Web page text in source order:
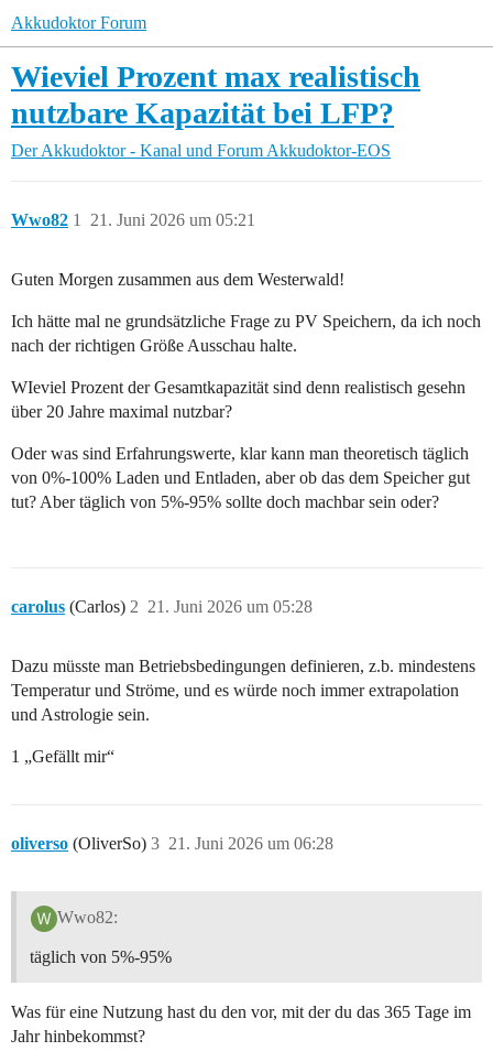
Akkudoktor Forum
Wieviel Prozent max realistisch
nutzbare Kapazität bei LFP?
Der Akkudoktor - Kanal und Forum Akkudoktor-EOS
Wwo82 21. Juni 2026 um 05:21
1
Guten Morgen zusammen aus dem Westerwald!
Ich hätte mal ne grundsätzliche Frage zu PV Speichern, da ich noch
nach der richtigen Größe Ausschau halte.
WIeviel Prozent der Gesamtkapazität sind denn realistisch gesehn
über 20 Jahre maximal nutzbar?
Oder was sind Erfahrungswerte, klar kann man theoretisch täglich
von 0%-100% Laden und Entladen, aber ob das dem Speicher gut
tut? Aber täglich von 5%-95% sollte doch machbar sein oder?
carolus (Carlos) 21. Juni 2026 um 05:28
2
Dazu müsste man Betriebsbedingungen definieren, z.b. mindestens
Temperatur und Ströme, und es würde noch immer extrapolation
und Astrologie sein.
1 „Gefällt mir“
oliverso (OliverSo) 21. Juni 2026 um 06:28
3
Wwo82:
täglich von 5%-95%
Was für eine Nutzung hast du den vor, mit der du das 365 Tage im
Jahr hinbekommst?